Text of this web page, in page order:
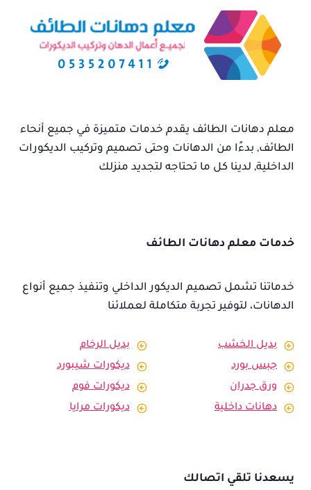
معلم دهانات الطائف يقدم خدمات متميزة في جميع أنحاء
الطائف, بدءًا من الدهانات وحتى تصميم وتركيب الديكورات
الداخلية, لدينا كل ما تحتاجه لتجديد منزلك
خدمات معلم دهانات الطائف
خدماتنا تشمل تصميم الديكور الداخلي وتنفيذ جميع أنواع
الدهانات، لتوفير تجربة متكاملة لعملائنا
بديل الخشب
بديل الرخام
جبس بورد
ديكورات شيبورد
ورق جدران
ديكورات فوم
دهانات داخلية
ديكورات مرايا
يسعدنا تلقي اتصالك